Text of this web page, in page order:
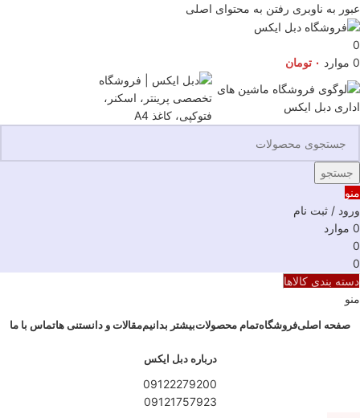
عبور به ناوبری رفتن به محتوای اصلی
0
0 موارد ۰ تومان
جستجو
منو
ورود / ثبت نام
0 موارد
0
0
دسته بندی کالاها
منو
صفحه اصلیفروشگاهتمام محصولاتبیشتر بدانیممقالات و دانستنی هاتماس با ما
درباره دبل ایکس
09122279200
09121757923